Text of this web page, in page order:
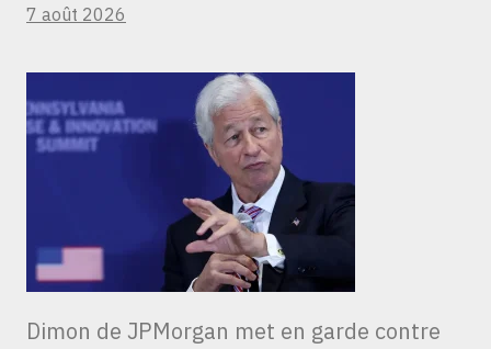
7 août 2026
Dimon de JPMorgan met en garde contre